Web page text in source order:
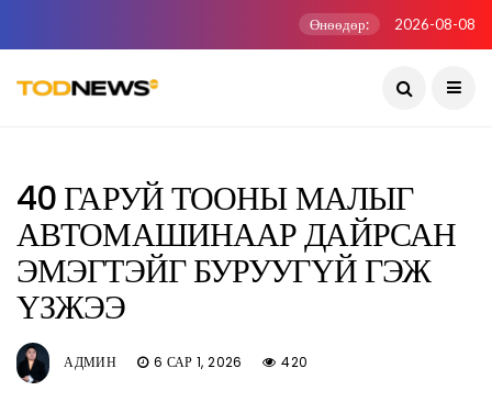
Өнөөдөр: 2026-08-08
40 ГАРУЙ ТООНЫ МАЛЫГ
АВТОМАШИНААР ДАЙРСАН
ЭМЭГТЭЙГ БУРУУГҮЙ ГЭЖ
ҮЗЖЭЭ
АДМИН 6 САР 1, 2026 420